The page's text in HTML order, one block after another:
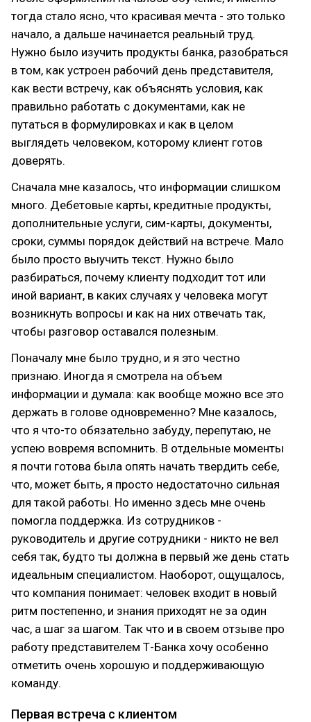
тогда стало ясно, что красивая мечта - это только
начало, а дальше начинается реальный труд.
Нужно было изучить продукты банка, разобраться
в том, как устроен рабочий день представителя,
как вести встречу, как объяснять условия, как
правильно работать с документами, как не
путаться в формулировках и как в целом
выглядеть человеком, которому клиент готов
доверять.
Сначала мне казалось, что информации слишком
много. Дебетовые карты, кредитные продукты,
дополнительные услуги, сим-карты, документы,
сроки, суммы порядок действий на встрече. Мало
было просто выучить текст. Нужно было
разбираться, почему клиенту подходит тот или
иной вариант, в каких случаях у человека могут
возникнуть вопросы и как на них отвечать так,
чтобы разговор оставался полезным.
Поначалу мне было трудно, и я это честно
признаю. Иногда я смотрела на объем
информации и думала: как вообще можно все это
держать в голове одновременно? Мне казалось,
что я что-то обязательно забуду, перепутаю, не
успею вовремя вспомнить. В отдельные моменты
я почти готова была опять начать твердить себе,
что, может быть, я просто недостаточно сильная
для такой работы. Но именно здесь мне очень
помогла поддержка. Из сотрудников -
руководитель и другие сотрудники - никто не вел
себя так, будто ты должна в первый же день стать
идеальным специалистом. Наоборот, ощущалось,
что компания понимает: человек входит в новый
ритм постепенно, и знания приходят не за один
час, а шаг за шагом. Так что и в своем отзыве про
работу представителем Т-Банка хочу особенно
отметить очень хорошую и поддерживающую
команду.
Первая встреча с клиентом